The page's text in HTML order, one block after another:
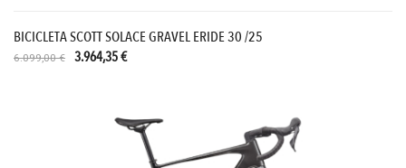
BICICLETA SCOTT SOLACE GRAVEL ERIDE 30 /25
6.099,00 € 3.964,35 €